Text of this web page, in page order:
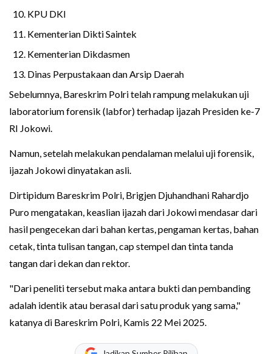
KPU DKI
Kementerian Dikti Saintek
Kementerian Dikdasmen
Dinas Perpustakaan dan Arsip Daerah
Sebelumnya, Bareskrim Polri telah rampung melakukan uji
laboratorium forensik (labfor) terhadap ijazah Presiden ke-7
RI Jokowi.
Namun, setelah melakukan pendalaman melalui uji forensik,
ijazah Jokowi dinyatakan asli.
Dirtipidum Bareskrim Polri, Brigjen Djuhandhani Rahardjo
Puro mengatakan, keaslian ijazah dari Jokowi mendasar dari
hasil pengecekan dari bahan kertas, pengaman kertas, bahan
cetak, tinta tulisan tangan, cap stempel dan tinta tanda
tangan dari dekan dan rektor.
"Dari peneliti tersebut maka antara bukti dan pembanding
adalah identik atau berasal dari satu produk yang sama,"
katanya di Bareskrim Polri, Kamis 22 Mei 2025.